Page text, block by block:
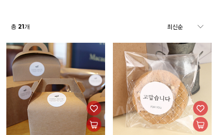
총21개